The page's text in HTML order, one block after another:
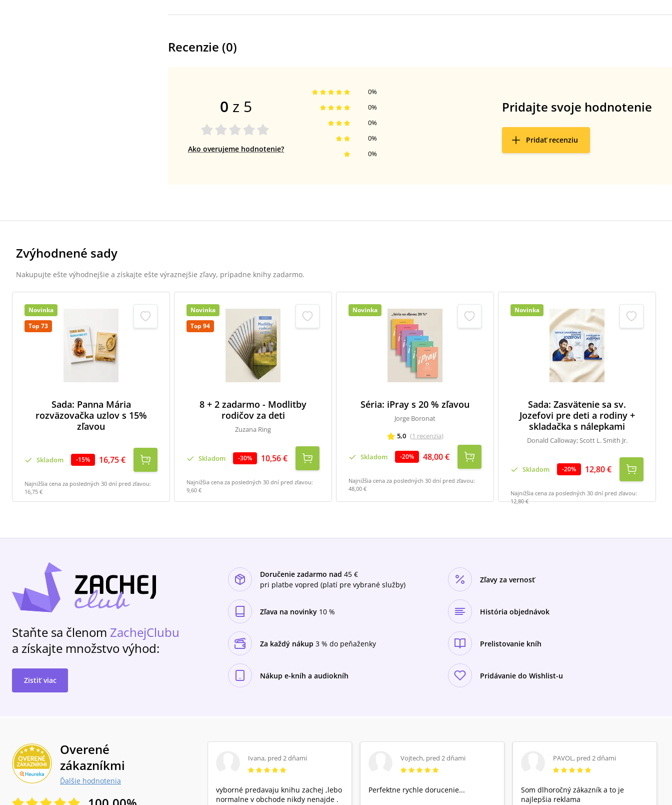
Recenzie (0)
0 z 5
Ako overujeme hodnotenie? 0%
0%
0%
0%
0%
Pridajte svoje hodnotenie
Pridať recenziu
Zvýhodnené sady
Nakupujte ešte výhodnejšie a získajte ešte výraznejšie zľavy, prípadne knihy zadarmo.
Novinka
Top 73
Sada: Panna Mária
rozväzovačka uzlov s 15%
zľavou
Skladom -15% 16,75 €
Najnižšia cena za posledných 30 dní pred zľavou:
16,75 €
Novinka
Top 94
8 + 2 zadarmo - Modlitby
rodičov za deti
Zuzana Ring
Skladom -30% 10,56 €
Najnižšia cena za posledných 30 dní pred zľavou:
9,60 €
Novinka
Séria: iPray s 20 % zľavou
Jorge Boronat
5,0 (1 recenzia)
Skladom -20% 48,00 €
Najnižšia cena za posledných 30 dní pred zľavou:
48,00 €
Novinka
Sada: Zasvätenie sa sv.
Jozefovi pre deti a rodiny +
skladačka s nálepkami
Donald Calloway; Scott L. Smith Jr.
Skladom -20% 12,80 €
Najnižšia cena za posledných 30 dní pred zľavou:
12,80 €
Staňte sa členom ZachejClubu
a získajte množstvo výhod:
Zistiť viac
Doručenie zadarmo nad 45 €
pri platbe vopred (platí pre vybrané služby)
Zľavy za vernosť
Zľava na novinky 10 % História objednávok
Za každý nákup 3 % do peňaženky Prelistovanie kníh
Nákup e-kníh a audiokníh Pridávanie do Wishlist-u
Overené
zákazníkmi
Ďalšie hodnotenia
Ivana, pred 2 dňami
vyborné predavaju knihu zachej ,lebo
normalne v obchode nikdy nenajde .
Vojtech, pred 2 dňami
Perfektne rychle dorucenie...
PAVOL, pred 2 dňami
Som dlhoročný zákazník a to je
najlepšia reklama